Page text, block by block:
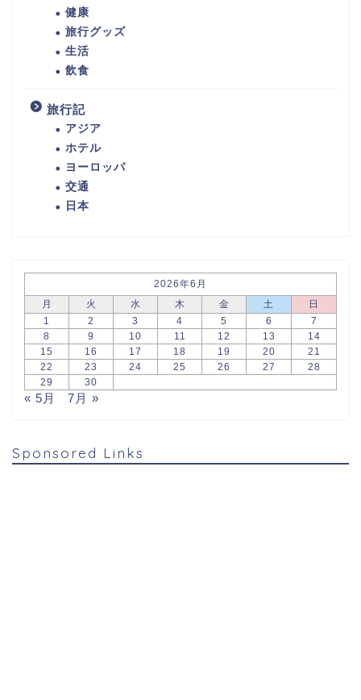
健康
旅行グッズ
生活
飲食
旅行記
アジア
ホテル
ヨーロッパ
交通
日本
2026年6月
月
火 水 木 金 土
日
1
2 3 4 5 6
7
8
9 10 11 12 13
14
15
16 17 18 19 20
21
22
23 24 25 26 27
28
29
30
« 5月 7月 »
Sponsored Links